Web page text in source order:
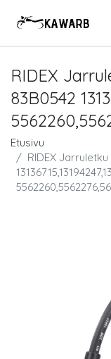
RIDEX
83B0542
Etusivu
RIDEX Jarruletku